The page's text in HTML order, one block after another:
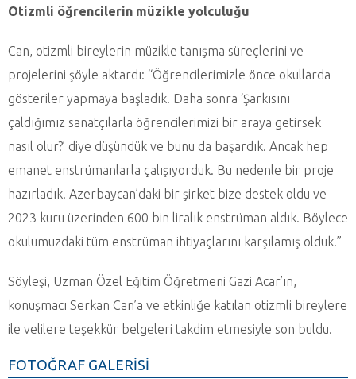
Otizmli öğrencilerin müzikle yolculuğu
Can, otizmli bireylerin müzikle tanışma süreçlerini ve
projelerini şöyle aktardı: “Öğrencilerimizle önce okullarda
gösteriler yapmaya başladık. Daha sonra ‘Şarkısını
çaldığımız sanatçılarla öğrencilerimizi bir araya getirsek
nasıl olur?’ diye düşündük ve bunu da başardık. Ancak hep
emanet enstrümanlarla çalışıyorduk. Bu nedenle bir proje
hazırladık. Azerbaycan’daki bir şirket bize destek oldu ve
2023 kuru üzerinden 600 bin liralık enstrüman aldık. Böylece
okulumuzdaki tüm enstrüman ihtiyaçlarını karşılamış olduk.”
Söyleşi, Uzman Özel Eğitim Öğretmeni Gazi Acar’ın,
konuşmacı Serkan Can’a ve etkinliğe katılan otizmli bireylere
ile velilere teşekkür belgeleri takdim etmesiyle son buldu.
FOTOĞRAF GALERİSİ